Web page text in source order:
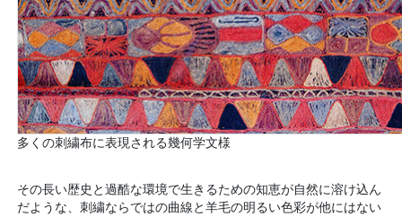
多くの刺繍布に表現される幾何学文様
その長い歴史と過酷な環境で生きるための知恵が自然に溶け込ん
だような、刺繍ならではの曲線と羊毛の明るい色彩が他にはない